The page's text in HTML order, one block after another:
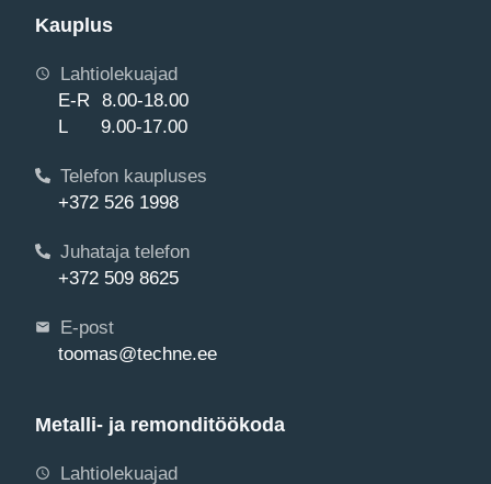
Kauplus
Lahtiolekuajad
E-R 8.00-18.00
L 9.00-17.00
Telefon kaupluses
+372 526 1998
Juhataja telefon
+372 509 8625
E-post
toomas@techne.ee
Metalli- ja remonditöökoda
Lahtiolekuajad